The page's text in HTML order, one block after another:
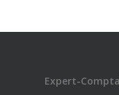
Expert-